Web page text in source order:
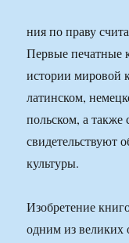
ния по праву
Первые
истории мировой
латинском,
польском, а также
свидетельствуют
культуры.
Изобретение
одним из